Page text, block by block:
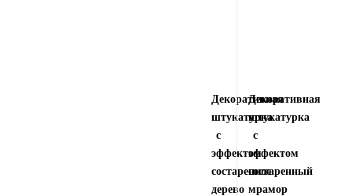
Декоративная
штукатурка
с
эффектом
состаренное
дерево
Декоративная
штукатурка
с
эффектом
состаренный
мрамор